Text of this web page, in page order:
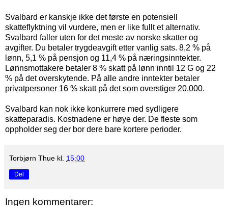
Svalbard er kanskje ikke det første en potensiell
skatteflyktning vil vurdere, men er like fullt et alternativ.
Svalbard faller uten for det meste av norske skatter og
avgifter. Du betaler trygdeavgift etter vanlig sats. 8,2 % på
lønn, 5,1 % på pensjon og 11,4 % på næringsinntekter.
Lønnsmottakere betaler 8 % skatt på lønn inntil 12 G og 22
% på det overskytende. På alle andre inntekter betaler
privatpersoner 16 % skatt på det som overstiger 20.000.
Svalbard kan nok ikke konkurrere med sydligere
skatteparadis. Kostnadene er høye der. De fleste som
oppholder seg der bor dere bare kortere perioder.
Torbjørn Thue kl. 15:00
Del
Ingen kommentarer: